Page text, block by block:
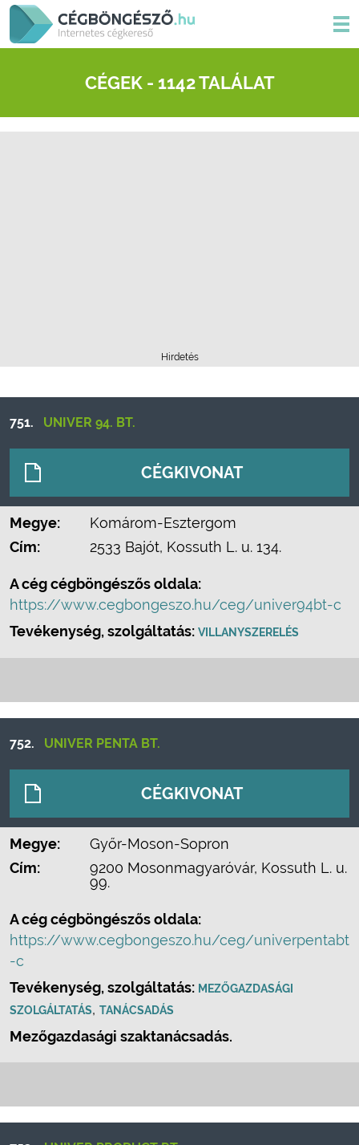
CÉGEK - 1142 TALÁLAT
Hirdetés
751. UNIVER 94. BT.
CÉGKIVONAT
Megye:
Komárom-Esztergom
Cím:
2533 Bajót, Kossuth L. u. 134.
A cég cégböngészős oldala:
https://www.cegbongeszo.hu/ceg/univer94bt-c
Tevékenység, szolgáltatás: VILLANYSZERELÉS
752. UNIVER PENTA BT.
CÉGKIVONAT
Megye:
Győr-Moson-Sopron
Cím:
9200 Mosonmagyaróvár, Kossuth L. u.
99.
A cég cégböngészős oldala:
https://www.cegbongeszo.hu/ceg/univerpentabt
-c
Tevékenység, szolgáltatás: MEZŐGAZDASÁGI
SZOLGÁLTATÁS, TANÁCSADÁS
Mezőgazdasági szaktanácsadás.